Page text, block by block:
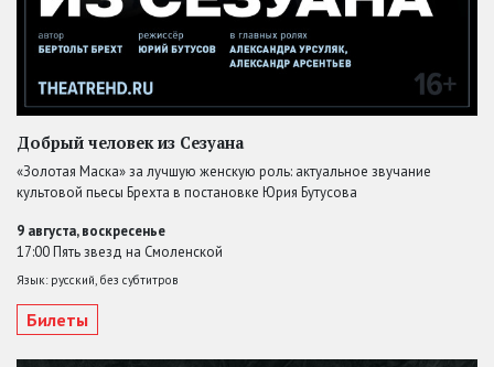
Добрый человек из Сезуана
«Золотая Маска» за лучшую женскую роль: актуальное звучание
культовой пьесы Брехта в постановке Юрия Бутусова
9 августа, воскресенье
17:00 Пять звезд на Смоленской
Язык: русский, без субтитров
Билеты